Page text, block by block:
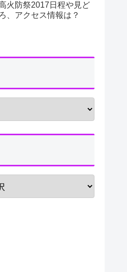
火防祭2017日程や見ど
、アクセス情報は？